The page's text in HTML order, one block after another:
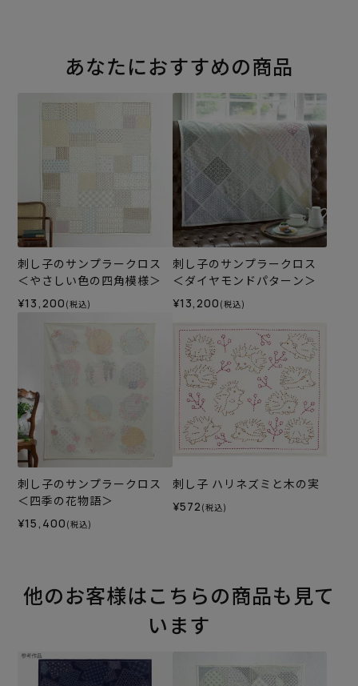
あなたにおすすめの商品
刺し子のサンプラークロス
＜やさしい色の四角模様＞
¥13,200 (税込)
刺し子のサンプラークロス
＜ダイヤモンドパターン＞
¥13,200 (税込)
刺し子のサンプラークロス
＜四季の花物語＞
¥15,400 (税込)
刺し子 ハリネズミと木の実
¥572 (税込)
他のお客様はこちらの商品も見て
います